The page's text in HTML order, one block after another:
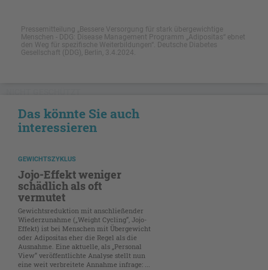
Pressemitteilung „Bessere Versorgung für stark übergewichtige
Menschen - DDG: Disease Management Programm „Adipositas“ ebnet
den Weg für spezifische Weiterbildungen“. Deutsche Diabetes
Gesellschaft (DDG), Berlin, 3.4.2024.
Das könnte Sie auch
interessieren
GEWICHTSZYKLUS
Jojo-Effekt weniger
schädlich als oft
vermutet
Gewichtsreduktion mit anschließender
Wiederzunahme („Weight Cycling“, Jojo-
Effekt) ist bei Menschen mit Übergewicht
oder Adipositas eher die Regel als die
Ausnahme. Eine aktuelle, als „Personal
View“ veröffentlichte Analyse stellt nun
eine weit verbreitete Annahme infrage: ...